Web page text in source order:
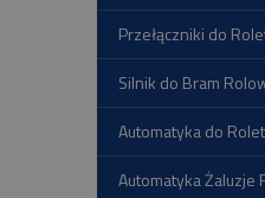
Przełączniki do
Silnik do Bram
Automatyka do Rolet
Automatyka Żaluzje